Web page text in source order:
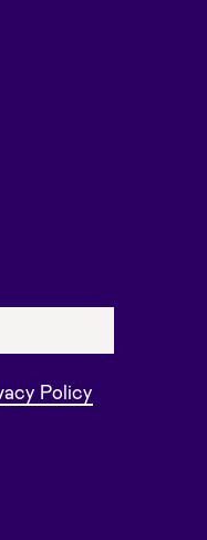
Policy